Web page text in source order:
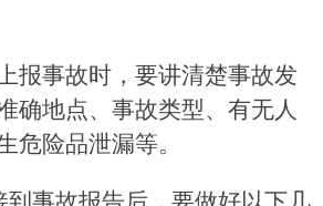
报事故时，要讲清楚事故发
确地点、事故类型、有无人
危险品泄漏等。